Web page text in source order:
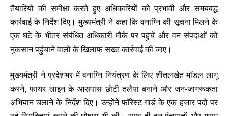
तैयारियों की समीक्षा करते हुए अधिकारियों को प्रभावी और समयबद्ध
कार्रवाई के निर्देश दिए। मुख्यमंत्री ने कहा कि वनाग्नि की सूचना मिलने के
एक घंटे के भीतर संबंधित अधिकारी मौके पर पहुंचें और वन संपदाओं को
नुकसान पहुंचाने वालों के खिलाफ सख्त कार्रवाई की जाए।
मुख्यमंत्री ने प्रदेशभर में वनाग्नि नियंत्रण के लिए शीतलखेत मॉडल लागू
करने, फायर लाइन के आसपास छोटी तलैया बनाने और जन-जागरूकता
अभियान चलाने के निर्देश दिए। उन्होंने फॉरेस्ट गार्ड के एक हजार पदों पर